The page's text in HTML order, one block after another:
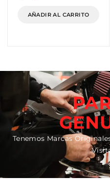
AÑADIR AL CARRITO
Tenemos Marcas